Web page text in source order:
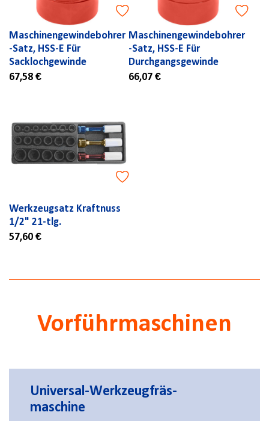
Maschinengewindebohrer
-Satz, HSS-E Für
Sacklochgewinde
67,58 €
Maschinengewindebohrer
-Satz, HSS-E Für
Durchgangsgewinde
66,07 €
Werkzeugsatz Kraftnuss
1/2" 21-tlg.
57,60 €
Vorführmaschinen
Universal-Werkzeugfräs-
maschine